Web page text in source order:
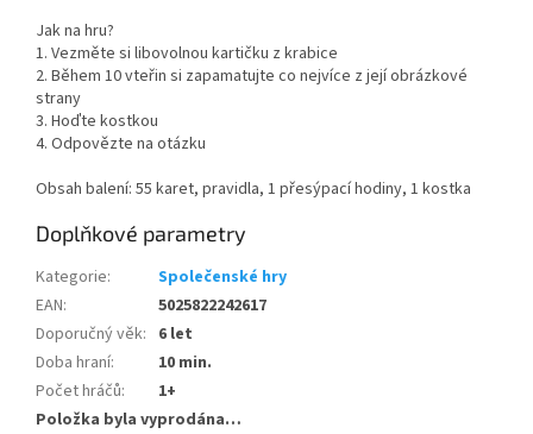
Jak na hru?
1. Vezměte si libovolnou kartičku z krabice
2. Během 10 vteřin si zapamatujte co nejvíce z její obrázkové
strany
3. Hoďte kostkou
4. Odpovězte na otázku
Obsah balení: 55 karet, pravidla, 1 přesýpací hodiny, 1 kostka
Doplňkové parametry
Kategorie:
Společenské hry
EAN:
5025822242617
Doporučný věk: 6 let
Doba hraní:
10 min.
Počet hráčů:
1+
Položka byla vyprodána…